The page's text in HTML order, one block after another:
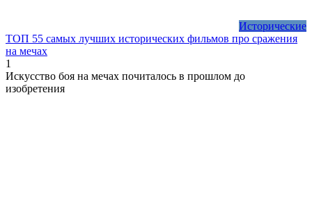
Исторические
ТОП 55 самых лучших исторических фильмов про сражения
на мечах
1
Искусство боя на мечах почиталось в прошлом до
изобретения